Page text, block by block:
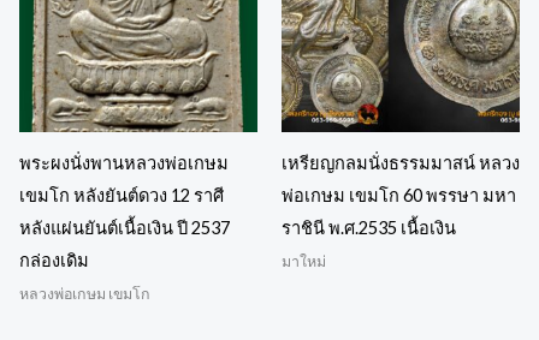
พระผงนั่งพานหลวงพ่อเกษม
เขมโก หลังยันต์ดวง 12 ราศี
หลังแผ่นยันต์เนื้อเงิน ปี 2537
กล่องเดิม
หลวงพ่อเกษม เขมโก
เหรียญกลมนั่งธรรมมาสน์ หลวง
พ่อเกษม เขมโก 60 พรรษา มหา
ราชินี พ.ศ.2535 เนื้อเงิน
มาใหม่